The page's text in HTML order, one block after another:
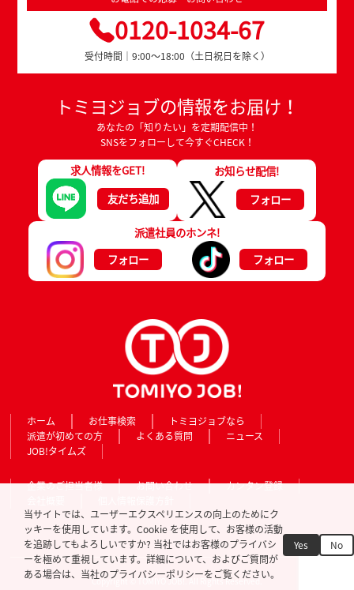
0120-1034-67
受付時間｜9:00～18:00（土日祝日を除く）
トミヨジョブの情報をお届け！
あなたの「知りたい」を定期配信中！
SNSをフォローして今すぐCHECK！
求人情報をGET!
友だち追加
お知らせ配信!
フォロー
派遣社員のホンネ!
フォロー
フォロー
ホーム お仕事検索
トミヨジョブなら
派遣が初めての方
よくある質問
ニュース
JOB!タイムズ
企業のご担当者様 お問い合わせ
カンタン登録
Copyright © TOMIYO JOB!. All Rights Reserved.
当サイトでは、ユーザーエクスペリエンスの向上のためにク
ッキーを使用しています。Cookie を使用して、お客様の活動
を追跡してもよろしいですか? 当社ではお客様のプライバシ
ーを極めて重視しています。詳細について、およびご質問が
ある場合は、当社のプライバシーポリシーをご覧ください。
Yes No